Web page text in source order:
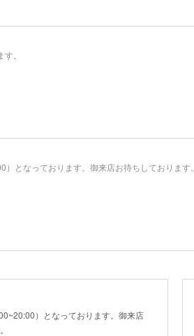
。
となっております。御来店お待ちしております。
）となっております。御来店